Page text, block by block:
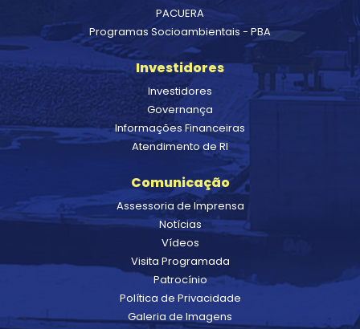
PACUERA
Programas Socioambientais - PBA
Investidores
Investidores
Governança
Informações Financeiras
Atendimento de RI
Comunicação
Assessoria de Imprensa
Notícias
Vídeos
Visita Programada
Patrocínio
Política de Privacidade
Galeria de Imagens